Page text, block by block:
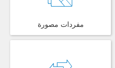
مفردات مصورة